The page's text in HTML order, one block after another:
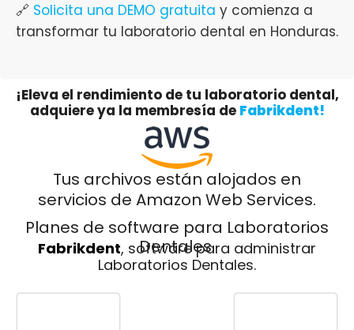
🔗 Solicita una DEMO gratuita y comienza a
transformar tu laboratorio dental en Honduras.
¡Eleva el rendimiento de tu laboratorio dental,
adquiere ya la membresía de Fabrikdent!
Tus archivos están alojados en
servicios de Amazon Web Services.
Planes de software para Laboratorios
Dentales.
Fabrikdent, software para administrar
Laboratorios Dentales.